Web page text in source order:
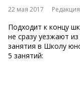
22 мая 2017 Редакция
Подходит к концу
не сразу уезжают
занятия в Школу
5 занятий: